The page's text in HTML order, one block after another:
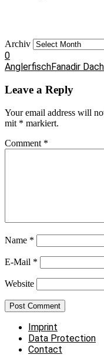
Archiv
0
AnglerfischFanadir
Leave a Reply
Your email address will
mit * markiert.
Comment *
Name *
E-Mail *
Website
Imprint
Data Protection
Contact